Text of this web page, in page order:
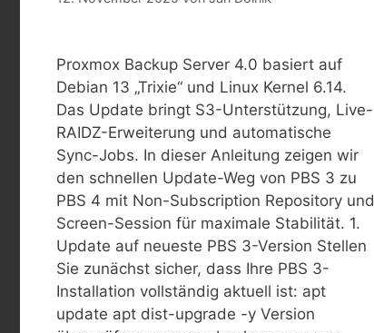
Proxmox Backup Server 4.0 basiert auf
Debian 13 „Trixie“ und Linux Kernel 6.14.
Das Update bringt S3-Unterstützung, Live-
RAIDZ-Erweiterung und automatische
Sync-Jobs. In dieser Anleitung zeigen wir
den schnellen Update-Weg von PBS 3 zu
PBS 4 mit Non-Subscription Repository und
Screen-Session für maximale Stabilität.​ 1.
Update auf neueste PBS 3-Version Stellen
Sie zunächst sicher, dass Ihre PBS 3-
Installation vollständig aktuell ist: apt
update apt dist-upgrade -y Version